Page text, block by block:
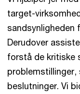
target-
sandsynligheden
Derudover
forstå de kritiske
beslutninger. Vi